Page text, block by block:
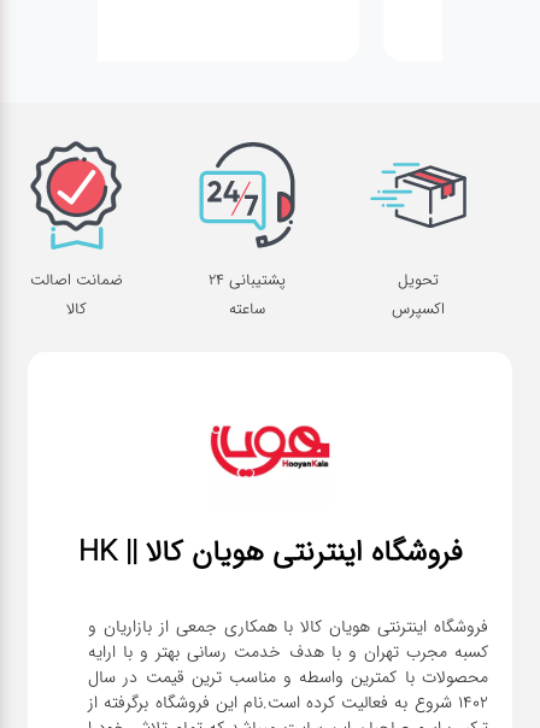
تحویل
اکسپرس
پشتیبانی 24
ساعته
ضمانت اصالت
کالا
فروشگاه اینترنتی هویان کالا || HK
فروشگاه اینترنتی هویان کالا با همکاری جمعی از بازاریان و
کسبه مجرب تهران و با هدف خدمت رسانی بهتر و با ارایه
محصولات با کمترین واسطه و مناسب ترین قیمت در سال
1402 شروع به فعالیت کرده است.نام این فروشگاه برگرفته از